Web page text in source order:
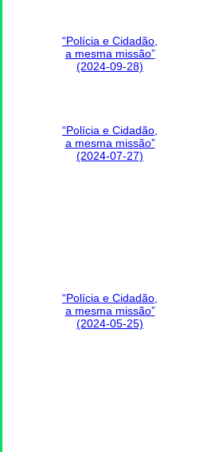
“Polícia e Cidadão,
a mesma missão”
(2024-09-28)
“Polícia e Cidadão,
a mesma missão”
(2024-07-27)
“Polícia e Cidadão,
a mesma missão”
(2024-05-25)